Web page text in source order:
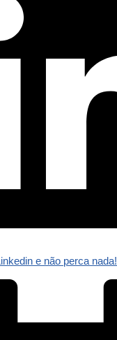
e não perca nada!